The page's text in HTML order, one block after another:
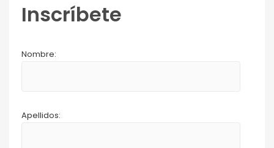
Inscríbete
Nombre:
Apellidos: